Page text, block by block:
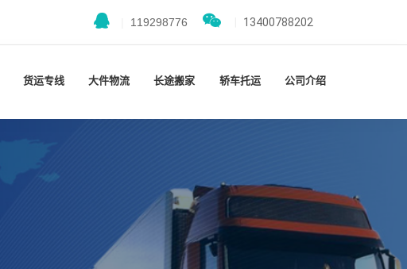
119298776 13400788202
货运专线 大件物流 长途搬家 轿车托运 公司介绍